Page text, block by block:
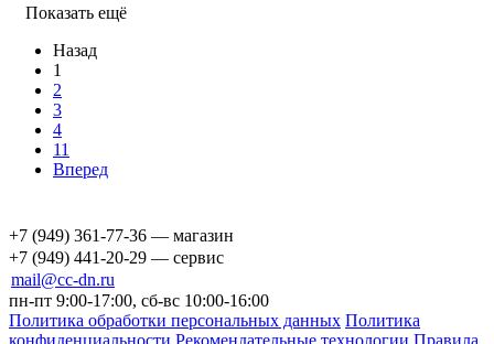
Показать ещё
Назад
1
2
3
4
11
Вперед
+7 (949) 361-77-36 — магазин
+7 (949) 441-20-29 — сервис
mail@cc-dn.ru
пн-пт 9:00-17:00, сб-вс 10:00-16:00
Политика обработки персональных данных Политика
конфиденциальности Рекомендательные технологии Правила